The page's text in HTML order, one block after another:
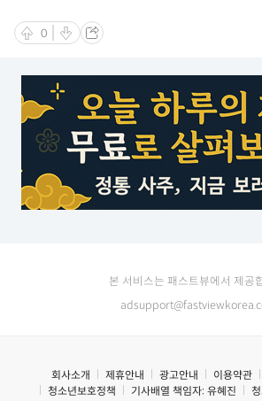
0
본 서비스는 패스트뷰에서 제공
회사소개 제휴안내 광고안내 이용약관
청소년보호정책
기사배열 책임자: 유혜진